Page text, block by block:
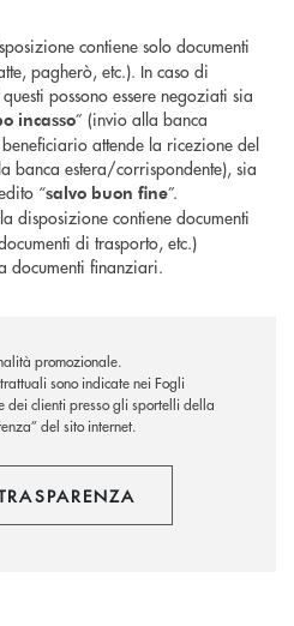
contiene solo documenti
pagherò, etc.). In caso di
possono essere negoziati sia
incasso” (invio alla banca
attende la ricezione del
banca estera/corrispondente), sia
“salvo buon fine”.
disposizione contiene documenti
di trasporto, etc.)
documenti finanziari.
promozionale.
sono indicate nei Fogli
dei clienti presso gli sportelli della
del sito internet.